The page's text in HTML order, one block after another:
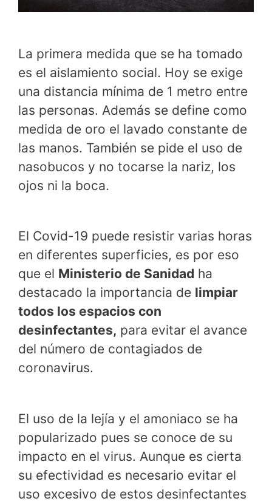
La primera medida que se ha tomado
es el aislamiento social. Hoy se exige
una distancia mínima de 1 metro entre
las personas. Además se define como
medida de oro el lavado constante de
las manos. También se pide el uso de
nasobucos y no tocarse la nariz, los
ojos ni la boca.
El Covid-19 puede resistir varias horas
en diferentes superficies, es por eso
que el Ministerio de Sanidad ha
destacado la importancia de limpiar
todos los espacios con
desinfectantes, para evitar el avance
del número de contagiados de
coronavirus.
El uso de la lejía y el amoniaco se ha
popularizado pues se conoce de su
impacto en el virus. Aunque es cierta
su efectividad es necesario evitar el
uso excesivo de estos desinfectantes